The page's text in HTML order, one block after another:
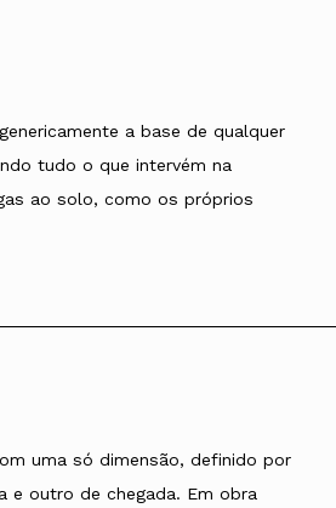
a base de qualquer
tudo o que intervém na
ao solo, como os próprios
uma só dimensão, definido por
e outro de chegada. Em obra